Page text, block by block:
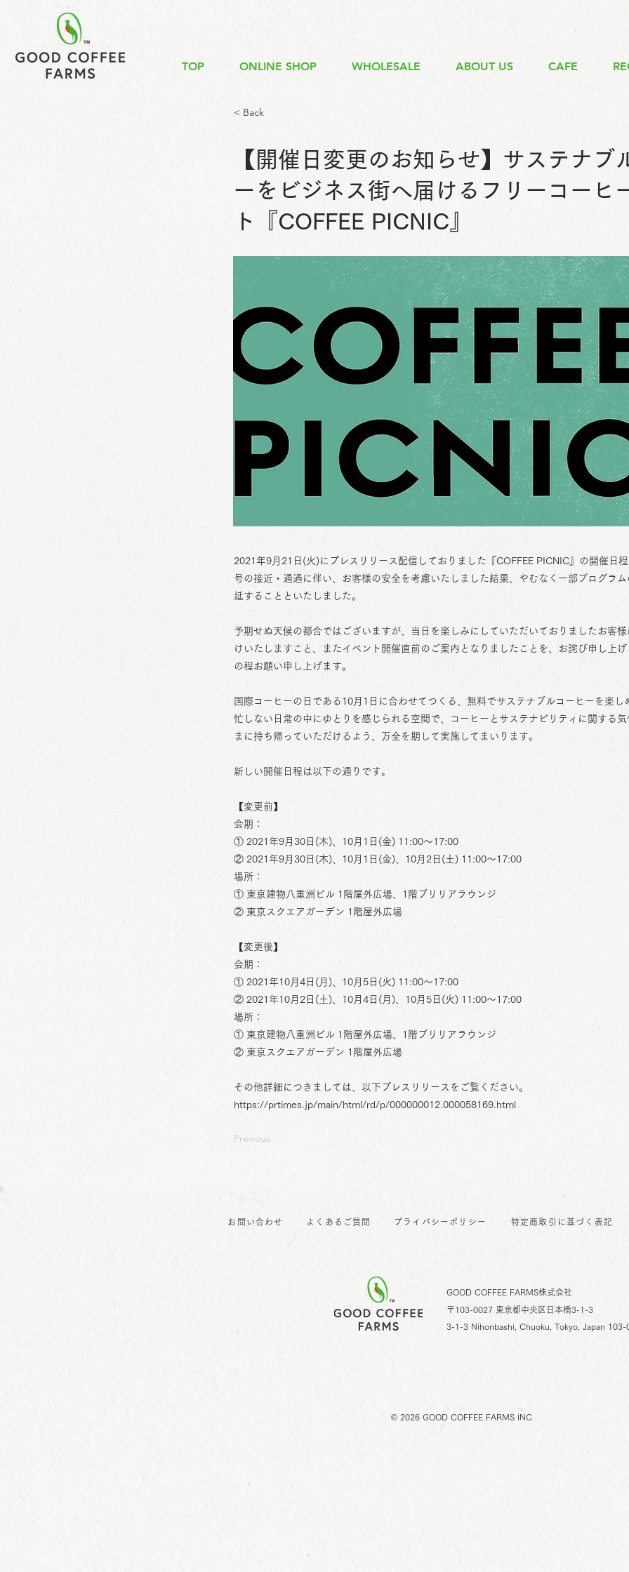
TOP ONLINE SHOP WHOLESALE ABOUT US CAFE
< Back
【開催日変更のお知らせ】サステナブ
ーをビジネス街へ届けるフリーコーヒ
ト『COFFEE PICNIC』
2021年9月21日(火)にプレスリリース配信しておりました『COFFEE PICNIC』の開催日
号の接近・通過に伴い、お客様の安全を考慮いたしました結果、やむなく一部プログラ
延することといたしました。
予期せぬ天候の都合ではございますが、当日を楽しみにしていただいておりましたお客
けいたしますこと、またイベント開催直前のご案内となりましたことを、お詫び申し上
の程お願い申し上げます。
国際コーヒーの日である10月1日に合わせてつくる、無料でサステナブルコーヒーを楽し
忙しない日常の中にゆとりを感じられる空間で、コーヒーとサステナビリティに関する
まに持ち帰っていただけるよう、万全を期して実施してまいります。
新しい開催日程は以下の通りです。
【変更前】
会期：
① 2021年9月30日(木)、10月1日(金) 11:00～17:00
② 2021年9月30日(木)、10月1日(金)、10月2日(土) 11:00～17:00
場所：
① 東京建物八重洲ビル 1階屋外広場、1階ブリリアラウンジ
② 東京スクエアガーデン 1階屋外広場
【変更後】
会期：
① 2021年10月4日(月)、10月5日(火) 11:00～17:00
② 2021年10月2日(土)、10月4日(月)、10月5日(火) 11:00～17:00
場所：
① 東京建物八重洲ビル 1階屋外広場、1階ブリリアラウンジ
② 東京スクエアガーデン 1階屋外広場
その他詳細につきましては、以下プレスリリースをご覧ください。
https://prtimes.jp/main/html/rd/p/000000012.000058169.html
Previous
お問い合わせ よくあるご質問 プライバシーポリシー 特定商取引に基づく表記
GOOD COFFEE FARMS株式会社
〒103-0027 東京都中央区日本橋3-1-3
3-1-3 Nihonbashi, Chuoku, Tokyo,
Japan 103-
© 2026GOOD COFFEE FARMS INC